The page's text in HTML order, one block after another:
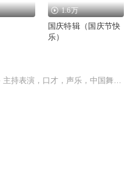
1.6万
国庆特辑（国庆节快
乐）